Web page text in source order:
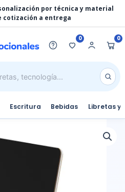
por técnica y material
cotización a entrega
0 0
Escritura Bebidas Libretas y